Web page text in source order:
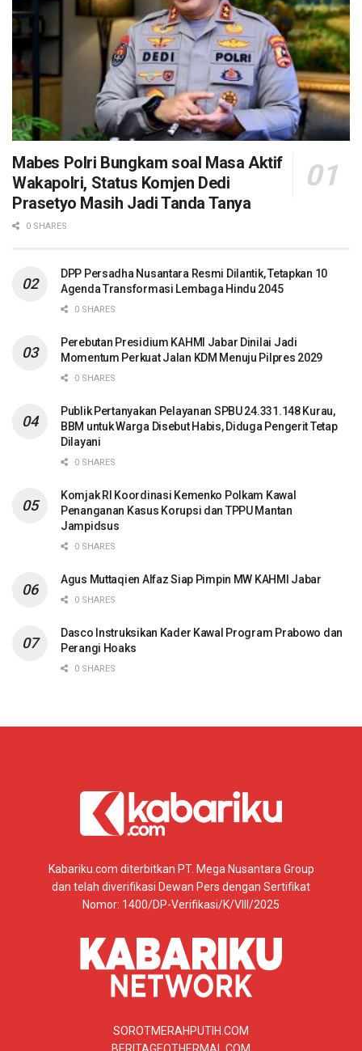
Mabes Polri Bungkam soal Masa Aktif
Wakapolri, Status Komjen Dedi
Prasetyo Masih Jadi Tanda Tanya
0 SHARES
DPP Persadha Nusantara Resmi Dilantik, Tetapkan 10
Agenda Transformasi Lembaga Hindu 2045
0 SHARES
Perebutan Presidium KAHMI Jabar Dinilai Jadi
Momentum Perkuat Jalan KDM Menuju Pilpres 2029
0 SHARES
Publik Pertanyakan Pelayanan SPBU 24.331.148 Kurau,
BBM untuk Warga Disebut Habis, Diduga Pengerit Tetap
Dilayani
0 SHARES
Komjak RI Koordinasi Kemenko Polkam Kawal
Penanganan Kasus Korupsi dan TPPU Mantan
Jampidsus
0 SHARES
Agus Muttaqien Alfaz Siap Pimpin MW KAHMI Jabar
0 SHARES
Dasco Instruksikan Kader Kawal Program Prabowo dan
Perangi Hoaks
0 SHARES
Kabariku.com diterbitkan PT. Mega Nusantara Group
dan telah diverifikasi Dewan Pers dengan Sertifikat
Nomor: 1400/DP-Verifikasi/K/VIII/2025
SOROTMERAHPUTIH.COM